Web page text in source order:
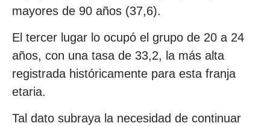
mayores de 90 años (37,6).
El tercer lugar lo ocupó el grupo de 20 a 24
años, con una tasa de 33,2, la más alta
registrada históricamente para esta franja
etaria.
Tal dato subraya la necesidad de continuar